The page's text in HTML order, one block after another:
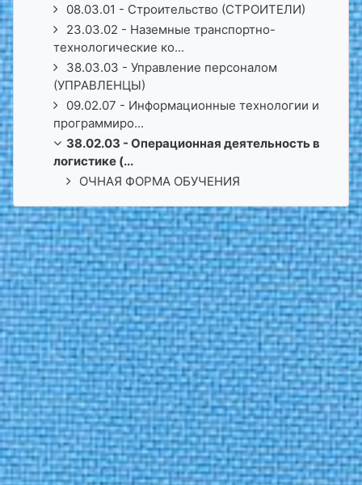
08.03.01 - Строительство (СТРОИТЕЛИ)
23.03.02 - Наземные транспортно-
технологические ко...
38.03.03 - Управление персоналом
(УПРАВЛЕНЦЫ)
09.02.07 - Информационные технологии и
программиро...
38.02.03 - Операционная деятельность в
логистике (...
ОЧНАЯ ФОРМА ОБУЧЕНИЯ